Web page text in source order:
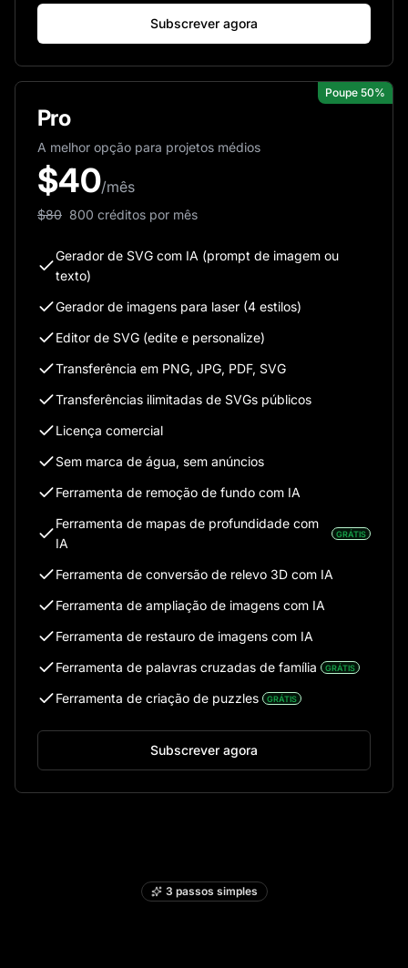
Subscrever agora
Poupe 50%
Pro
A melhor opção para projetos médios
$40/mês
$80 800 créditos por mês
Gerador de SVG com IA (prompt de imagem ou
texto)
Gerador de imagens para laser (4 estilos)
Editor de SVG (edite e personalize)
Transferência em PNG, JPG, PDF, SVG
Transferências ilimitadas de SVGs públicos
Licença comercial
Sem marca de água, sem anúncios
Ferramenta de remoção de fundo com IA
Ferramenta de mapas de profundidade com
IA
GRÁTIS
Ferramenta de conversão de relevo 3D com IA
Ferramenta de ampliação de imagens com IA
Ferramenta de restauro de imagens com IA
Ferramenta de palavras cruzadas de família
GRÁTIS
Ferramenta de criação de puzzles GRÁTIS
Subscrever agora
3 passos simples